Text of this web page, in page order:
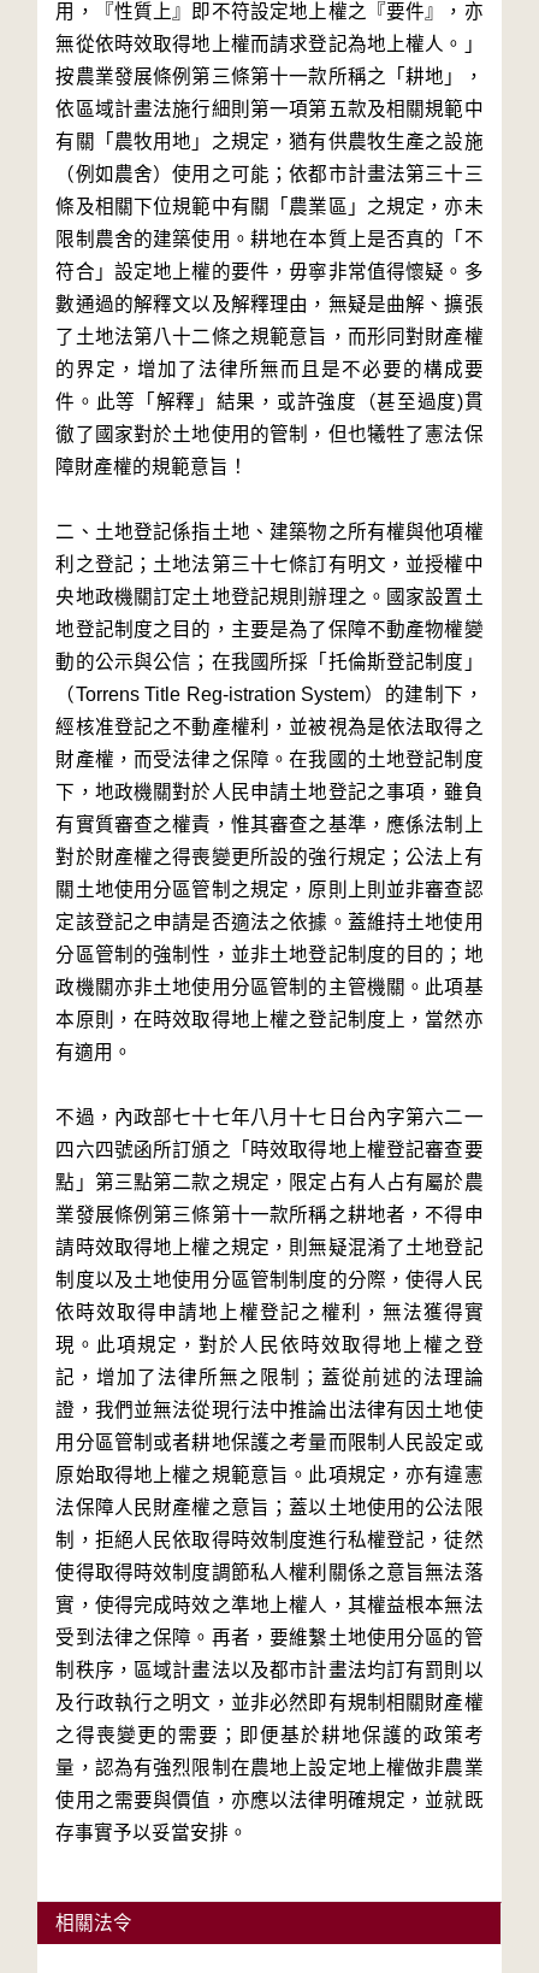
用，『性質上』即不符設定地上權之『要件』，亦
無從依時效取得地上權而請求登記為地上權人。」
按農業發展條例第三條第十一款所稱之「耕地」，
依區域計畫法施行細則第一項第五款及相關規範中
有關「農牧用地」之規定，猶有供農牧生產之設施
（例如農舍）使用之可能；依都市計畫法第三十三
條及相關下位規範中有關「農業區」之規定，亦未
限制農舍的建築使用。耕地在本質上是否真的「不
符合」設定地上權的要件，毋寧非常值得懷疑。多
數通過的解釋文以及解釋理由，無疑是曲解、擴張
了土地法第八十二條之規範意旨，而形同對財產權
的界定，增加了法律所無而且是不必要的構成要
件。此等「解釋」結果，或許強度（甚至過度)貫
徹了國家對於土地使用的管制，但也犧牲了憲法保
障財產權的規範意旨！
二、土地登記係指土地、建築物之所有權與他項權
利之登記；土地法第三十七條訂有明文，並授權中
央地政機關訂定土地登記規則辦理之。國家設置土
地登記制度之目的，主要是為了保障不動產物權變
動的公示與公信；在我國所採「托倫斯登記制度」
（Torrens Title Reg-istration System）的建制下，
經核准登記之不動產權利，並被視為是依法取得之
財產權，而受法律之保障。在我國的土地登記制度
下，地政機關對於人民申請土地登記之事項，雖負
有實質審查之權責，惟其審查之基準，應係法制上
對於財產權之得喪變更所設的強行規定；公法上有
關土地使用分區管制之規定，原則上則並非審查認
定該登記之申請是否適法之依據。蓋維持土地使用
分區管制的強制性，並非土地登記制度的目的；地
政機關亦非土地使用分區管制的主管機關。此項基
本原則，在時效取得地上權之登記制度上，當然亦
有適用。
不過，內政部七十七年八月十七日台內字第六二一
四六四號函所訂頒之「時效取得地上權登記審查要
點」第三點第二款之規定，限定占有人占有屬於農
業發展條例第三條第十一款所稱之耕地者，不得申
請時效取得地上權之規定，則無疑混淆了土地登記
制度以及土地使用分區管制制度的分際，使得人民
依時效取得申請地上權登記之權利，無法獲得實
現。此項規定，對於人民依時效取得地上權之登
記，增加了法律所無之限制；蓋從前述的法理論
證，我們並無法從現行法中推論出法律有因土地使
用分區管制或者耕地保護之考量而限制人民設定或
原始取得地上權之規範意旨。此項規定，亦有違憲
法保障人民財產權之意旨；蓋以土地使用的公法限
制，拒絕人民依取得時效制度進行私權登記，徒然
使得取得時效制度調節私人權利關係之意旨無法落
實，使得完成時效之準地上權人，其權益根本無法
受到法律之保障。再者，要維繫土地使用分區的管
制秩序，區域計畫法以及都市計畫法均訂有罰則以
及行政執行之明文，並非必然即有規制相關財產權
之得喪變更的需要；即便基於耕地保護的政策考
量，認為有強烈限制在農地上設定地上權做非農業
使用之需要與價值，亦應以法律明確規定，並就既
存事實予以妥當安排。
相關法令